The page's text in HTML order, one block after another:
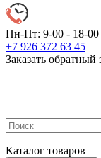
Пн-Пт: 9-00 - 18-00
+7 926 372 63 45
Заказать обратный
Каталог товаров